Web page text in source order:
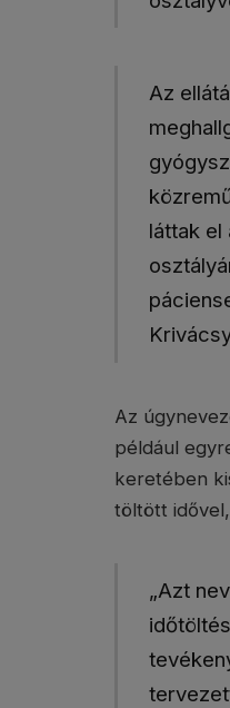
Az
láttak el
Az
például
keretében
töltött
„Azt